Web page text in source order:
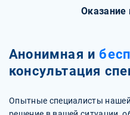
Анонимная и
консультация
Опытные специалисты